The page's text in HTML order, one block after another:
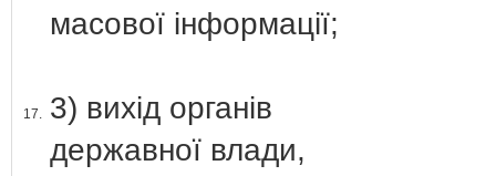
масової інформації;
17. 3) вихід органів
державної влади,